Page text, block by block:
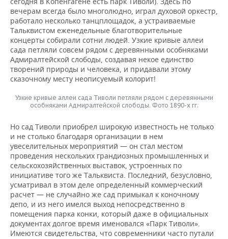
ВОЛЕЙБОЛ
КИБЕРСПОРТ
ФИГУРНОЕ КАТАНИЕ
ХОККЕЙ С МЯЧОМ
ИСТОРИЯ
КУЛЬТУРА
МЕДИЦИНА
ПРОИСШЕСТВИЯ
СПИСОК ПЕРСОН
СПИСОК КОМПАНИЙ
ПОЛНАЯ ВЕРСИЯ
вечерам всегда было многолюдно, играл духовой оркестр,
работало несколько танцплощадок, а устраиваемые
Тальквистом еженедельные благотворительные
концерты собирали сотни людей. Узкие кривые аллеи
сада петляли совсем рядом с деревянными особняками
Адмиралтейской слободы, создавая некое единство
творений природы и человека, и придавали этому
сказочному месту неописуемый колорит!
Узкие кривые аллеи сада Тиволи петляли рядом с деревянными
особняками Адмиралтейской слободы. Фото 1890-х гг.
Но сад Тиволи приобрел широкую известность не только
и не столько благодаря организации в нем
увеселительных мероприятий — он стал местом
проведения нескольких грандиозных промышленных и
сельскохозяйственных выставок, устроенных по
инициативе того же Тальквиста. Последний, безусловно,
усматривал в этом деле определенный коммерческий
расчет — не случайно же сад примыкал к коночному
депо, и из него имелся выход непосредственно в
помещения парка конки, который даже в официальных
документах долгое время именовался «Парк Тиволи».
Имеются свидетельства, что современники часто путали